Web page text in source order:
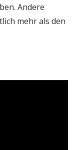
Andere
mehr als den